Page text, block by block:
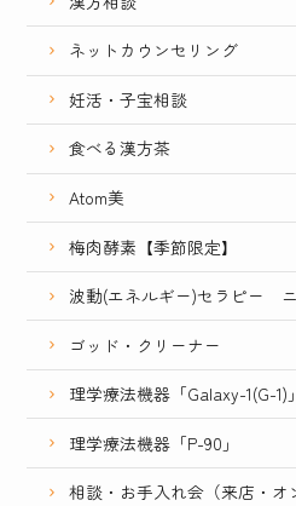
ネットカウンセリング
妊活・子宝相談
食べる漢方茶
Atom美
梅肉酵素【季節限定】
波動(エネルギー)セラピー
ゴッド・クリーナー
理学療法機器「Galaxy-1(G-1)」
理学療法機器「P-90」
相談・お手入れ会（来店・オ